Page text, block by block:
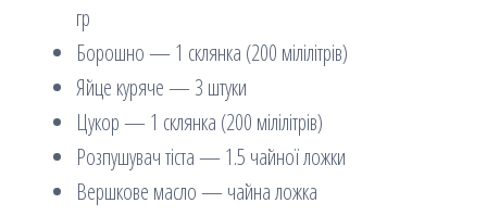
гр
Борошно — 1 склянка (200 мілілітрів)
Яйце куряче — 3 штуки
Цукор — 1 склянка (200 мілілітрів)
Розпушувач тіста — 1.5 чайної ложки
Вершкове масло — чайна ложка